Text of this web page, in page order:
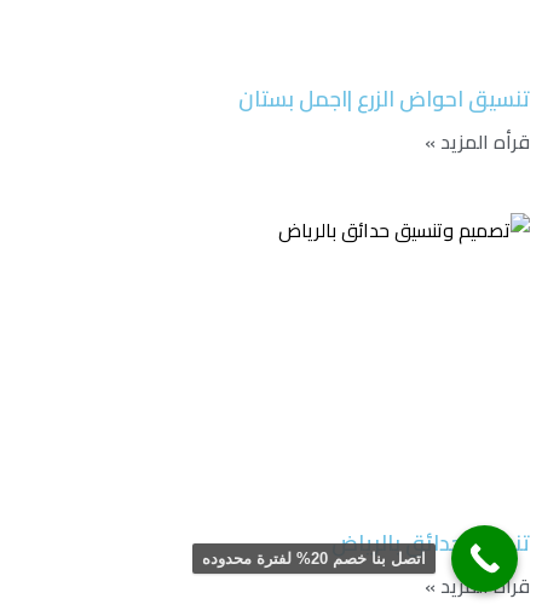
تنسيق احواض الزرع |اجمل بستان
قرأه المزيد »
تنسيق حدائق بالرياض
قرأه المزيد »
اتصل بنا خصم 20% لفترة محدوده